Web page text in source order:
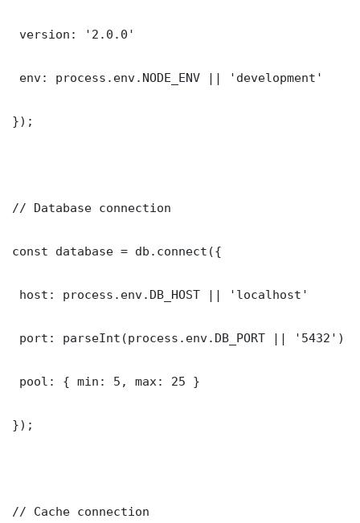
version: '2.0.0'
env: process.env.NODE_ENV || 'development'
});
// Database connection
const database = db.connect({
host: process.env.DB_HOST || 'localhost'
port: parseInt(process.env.DB_PORT || '5432')
pool: { min: 5, max: 25 }
});
// Cache connection